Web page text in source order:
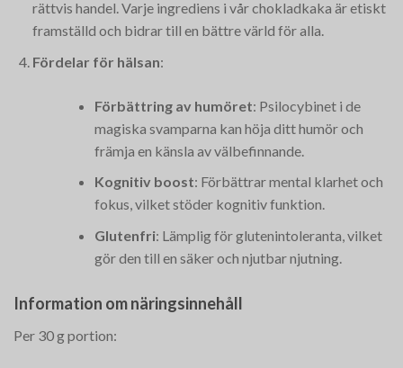
rättvis handel. Varje ingrediens i vår chokladkaka är etiskt
framställd och bidrar till en bättre värld för alla.
Fördelar för hälsan:
Förbättring av humöret: Psilocybinet i de
magiska svamparna kan höja ditt humör och
främja en känsla av välbefinnande.
Kognitiv boost: Förbättrar mental klarhet och
fokus, vilket stöder kognitiv funktion.
Glutenfri: Lämplig för glutenintoleranta, vilket
gör den till en säker och njutbar njutning.
Information om näringsinnehåll
Per 30 g portion: